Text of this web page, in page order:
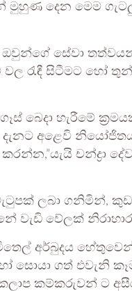
දෙන මෙම
සේවා
රැඳී සිටීමට හෝ
බෙදා හැරීමේ
අළෙවි
චන්ද්‍රා
ලබා ගනිමින්,
වැඩි වේලක්
අර්බුදය
සොයා ගත් එවැනි
කලාප කම්කරුවන් ට